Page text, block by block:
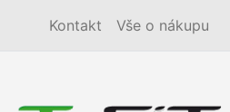
Kontakt Vše o nákupu